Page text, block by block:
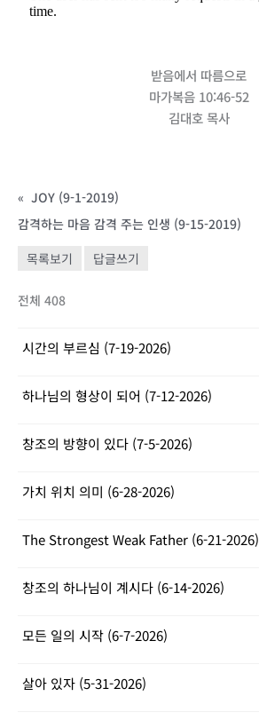
받음에서 따름으로
마가복음 10:46-52
김대호 목사
« JOY (9-1-2019)
감격하는 마음 감격 주는 인생 (9-15-2019)
목록보기
답글쓰기
전체 408
시간의 부르심 (7-19-2026)
하나님의 형상이 되어 (7-12-2026)
창조의 방향이 있다 (7-5-2026)
가치 위치 의미 (6-28-2026)
The Strongest Weak Father (6-21-2026)
창조의 하나님이 계시다 (6-14-2026)
모든 일의 시작 (6-7-2026)
살아 있자 (5-31-2026)